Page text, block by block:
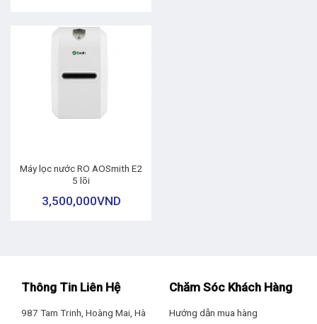
Máy lọc nước RO AOSmith E2
5 lõi
3,500,000VND
Thông Tin Liên Hệ
987 Tam Trinh, Hoàng Mai, Hà
Chăm Sóc Khách Hàng
Hướng dẫn mua hàng